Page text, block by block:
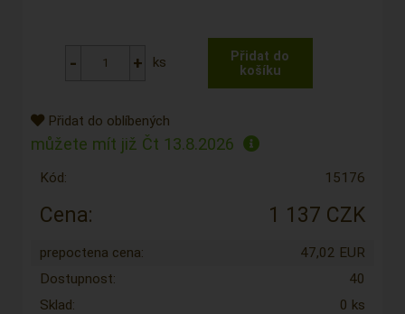
ks
Přidat do oblíbených
můžete mít již Čt 13.8.2026
Kód: 15176
Cena: 1 137 CZK
prepoctena cena:
47,02 EUR
Dostupnost:
40
Sklad:
0 ks